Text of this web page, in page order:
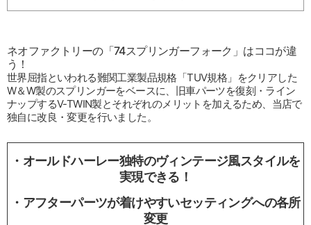
ネオファクトリーの「74スプリンガーフォーク」はココが違
う！
世界屈指といわれる難関工業製品規格「TUV規格」をクリアした
W＆W製のスプリンガーをベースに、旧車パーツを復刻・ライン
ナップするV-TWIN製とそれぞれのメリットを加えるため、当店で
独自に改良・変更を行いました。
・オールドハーレー独特のヴィンテージ風スタイルを
実現できる！
・アフターパーツが着けやすいセッティングへの各所
変更